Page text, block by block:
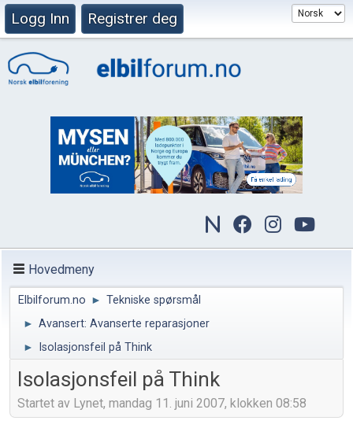
Logg Inn Registrer deg
Hovedmeny
Elbilforum.no ► Tekniske spørsmål
► Avansert: Avanserte reparasjoner
►
Isolasjonsfeil på Think
Isolasjonsfeil på Think
Startet av Lynet, mandag 11. juni 2007, klokken 08:58